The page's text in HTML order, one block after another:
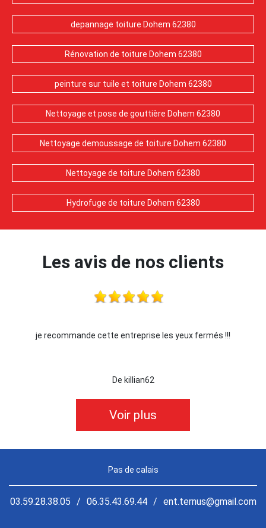
depannage toiture Dohem 62380
Rénovation de toiture Dohem 62380
peinture sur tuile et toiture Dohem 62380
Nettoyage et pose de gouttière Dohem 62380
Nettoyage demoussage de toiture Dohem 62380
Nettoyage de toiture Dohem 62380
Hydrofuge de toiture Dohem 62380
Les avis de nos clients
les yeux fermés !!! Je recommande !!
Voir plus
Pas de calais
03.59.28.38.05 / 06.35.43.69.44 / ent.ternus@gmail.com